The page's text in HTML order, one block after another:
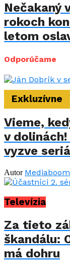
Nečakaný
rokoch
letom
Odporúčame
Exkluzívne
Vieme,
v
vyzve
Autor Mediaboom
Televízia
Za tieto
škandálu:
má dohru